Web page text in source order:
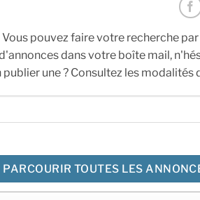
pouvez faire votre recherche
dans votre boîte mail,
une ? Consultez les
PARCOURIR TOUTES LES